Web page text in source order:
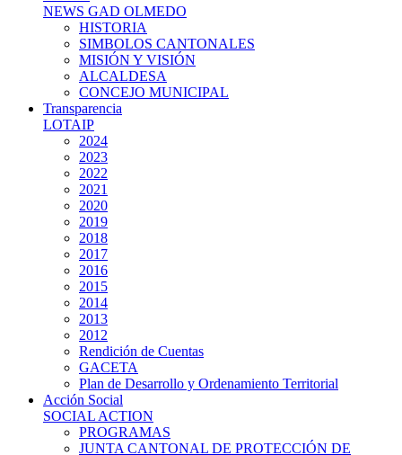
NEWS GAD OLMEDO
HISTORIA
SIMBOLOS CANTONALES
MISIÓN Y VISIÓN
ALCALDESA
CONCEJO MUNICIPAL
Transparencia
LOTAIP
2024
2023
2022
2021
2020
2019
2018
2017
2016
2015
2014
2013
2012
Rendición de Cuentas
GACETA
Plan de Desarrollo y Ordenamiento Territorial
Acción Social
SOCIAL ACTION
PROGRAMAS
JUNTA CANTONAL DE PROTECCIÓN DE